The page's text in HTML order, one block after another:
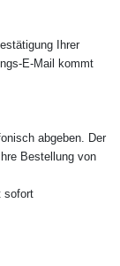
Ihrer
E-Mail kommt
abgeben. Der
Bestellung von
sofort